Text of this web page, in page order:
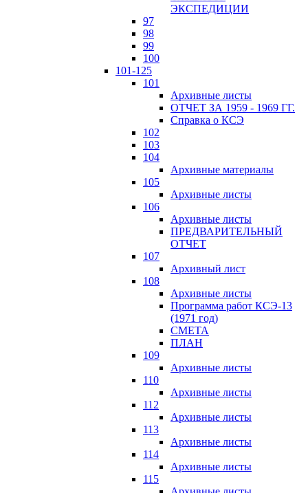
ЭКСПЕДИЦИИ
97
98
99
100
101-125
101
Архивные листы
ОТЧЕТ ЗА 1959 - 1969 ГГ.
Справка о КСЭ
102
103
104
Архивные материалы
105
Архивные листы
106
Архивные листы
ПРЕДВАРИТЕЛЬНЫЙ
ОТЧЕТ
107
Архивный лист
108
Архивные листы
Программа работ КСЭ-13
(1971 год)
СМЕTA
ПЛАН
109
Архивные листы
110
Архивные листы
112
Архивные листы
113
Архивные листы
114
Архивные листы
115